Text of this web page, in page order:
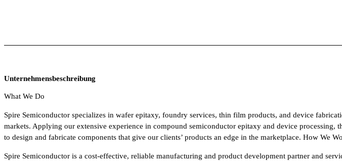
Unternehmensbeschreibung
What We Do
Spire Semiconductor specializes in wafer epitaxy, foundry services, thin film products, and device
markets. Applying our extensive experience in compound semiconductor epitaxy and device processing,
to design and fabricate components that give our clients’ products an edge in the marketplace. How We
Spire Semiconductor is a cost-effective, reliable manufacturing and product development partner and